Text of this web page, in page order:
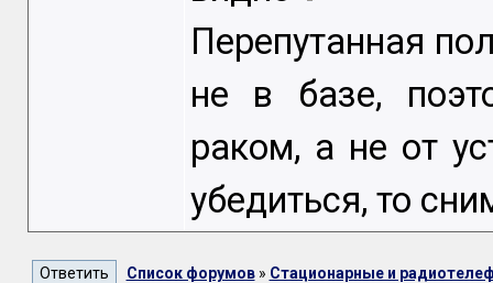
Перепутанная
не в базе,
раком, а не от
убедиться, то
Список форумов» Стационарные и